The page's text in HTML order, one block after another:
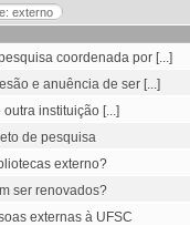
externo
coordenada por [...]
e anuência de ser [...]
instituição [...]
de pesquisa
externo?
ser renovados?
externas à UFSC